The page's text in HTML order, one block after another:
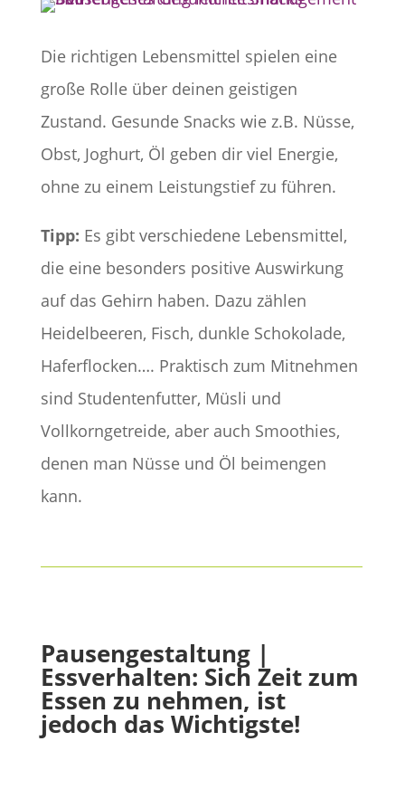
Die richtigen Lebensmittel spielen eine
große Rolle über deinen geistigen
Zustand. Gesunde Snacks wie z.B. Nüsse,
Obst, Joghurt, Öl geben dir viel Energie,
ohne zu einem Leistungstief zu führen.
Tipp: Es gibt verschiedene Lebensmittel,
die eine besonders positive Auswirkung
auf das Gehirn haben. Dazu zählen
Heidelbeeren, Fisch, dunkle Schokolade,
Haferflocken…. Praktisch zum Mitnehmen
sind Studentenfutter, Müsli und
Vollkorngetreide, aber auch Smoothies,
denen man Nüsse und Öl beimengen
kann.
Pausengestaltung |
Essverhalten: Sich Zeit zum
Essen zu nehmen, ist
jedoch das Wichtigste!